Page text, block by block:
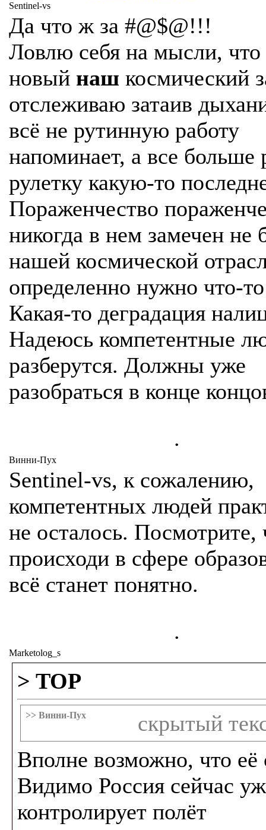
Sentinel-vs
Да что ж за #@$@!!!
Ловлю себя на мысли,
новый наш космический
отслеживаю затаив
всё не рутинную работу
напоминает, а все больше
рулетку какую-то
Пораженчество
никогда в нем замечен
нашей космической
определенно нужно что-
Какая-то деградация
Надеюсь компетентные
разберутся. Должны уже
разобраться в конце
.
Винни-Пух
Sentinel-vs, к сожалению,
компетентных людей
не осталось. Посмотрите,
происходи в сфере
всё станет понятно.
.
Marketolog_s
> TOP
>> Винни-Пух
скрытый
Вполне возможно, что её
Видимо Россия сейчас
контролирует полёт